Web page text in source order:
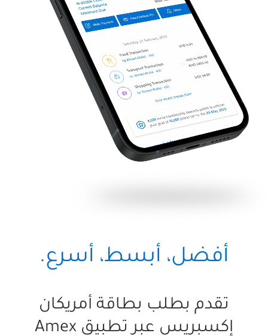
أفضل، أبسط، أسرع.
تقدم بطلب بطاقة أمريكان
إكسبريس عبر تطبيق Amex